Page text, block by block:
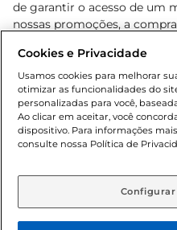
de garantir o acesso de um
nossas promoções, a
cliente. Os preços, ofertas e
o e-commerce e válidos
sofrer alterações sem prévia
de bebidas alcoólicas para
Lei n.º 8069/90, art. 81,
Adolescente). Preços e
aviso prévio. O valor
Cookies e Privacidade
Usamos cookies para melhorar
otimizar as funcionalidades do
personalizadas para você,
Ao clicar em aceitar, você
dispositivo. Para informações
consulte nossa Política de